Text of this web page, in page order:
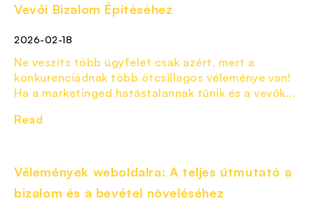
Vevői Bizalom Építéséhez
2026-02-18
Ne veszíts több ügyfelet csak azért, mert a
konkurenciádnak több ötcsillagos véleménye van!
Ha a marketinged hatástalannak tűnik és a vevők...
Read
Vélemények weboldalra: A teljes útmutató a
bizalom és a bevétel növeléséhez